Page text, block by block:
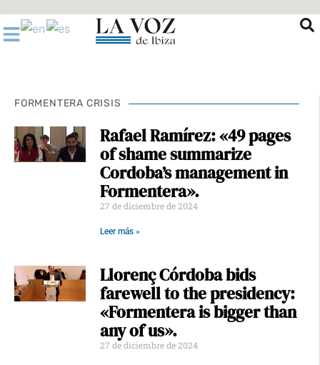
al
contenido
FORMENTERA CRISIS
Rafael Ramírez: «49 pages
of shame summarize
Cordoba’s management in
Formentera».
27 de diciembre de 2024
Leer más »
Llorenç Córdoba bids
farewell to the presidency:
«Formentera is bigger than
any of us».
27 de diciembre de 2024